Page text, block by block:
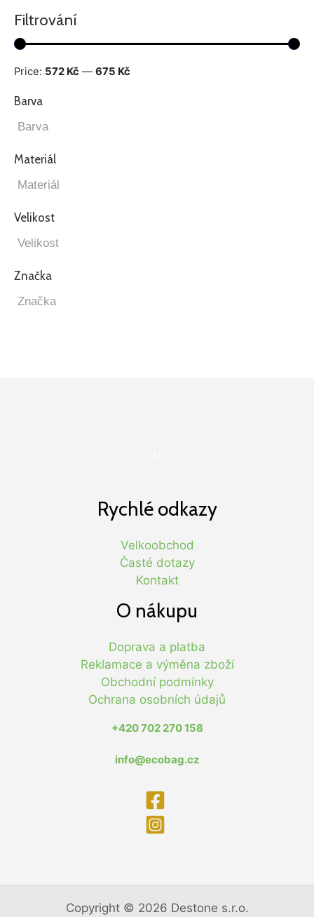
Filtrování
Price: 572 Kč — 675 Kč
Barva
Materiál
Velikost
Značka
Rychlé odkazy
Velkoobchod
Časté dotazy
Kontakt
O nákupu
Doprava a platba
Reklamace a výměna zboží
Obchodní podmínky
Ochrana osobních údajů
+420 702 270 158
info@ecobag.cz
Copyright © 2026 Destone s.r.o.